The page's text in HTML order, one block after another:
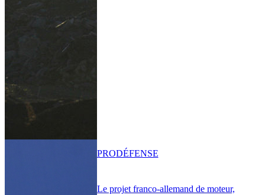
Le projet franco-allemand de moteur,
PRODÉFENSE